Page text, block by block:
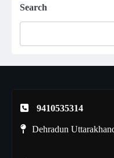
Search
9410535314
Dehradun